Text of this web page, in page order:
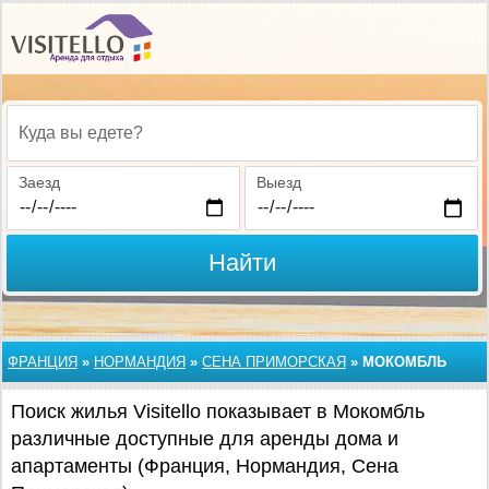
Куда вы едете?
Заезд Выезд
Найти
ФРАНЦИЯ » НОРМАНДИЯ » СЕНА ПРИМОРСКАЯ » МОКОМБЛЬ
Поиск жилья Visitello показывает в Мокомбль
различные доступные для аренды дома и
апартаменты (Франция, Нормандия, Сена